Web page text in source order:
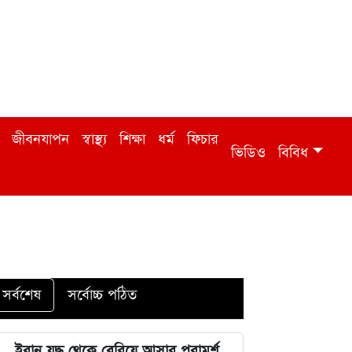
জীবনযাপন স্বাস্থ্য শিক্ষা ধর্ম ফিচার
ভিডিও বিবিধ
সর্বশেষ সর্বোচ্চ পঠিত